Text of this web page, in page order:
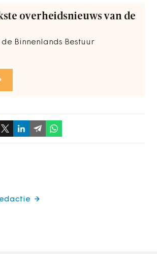
overheidsnieuws van de
Binnenlands Bestuur